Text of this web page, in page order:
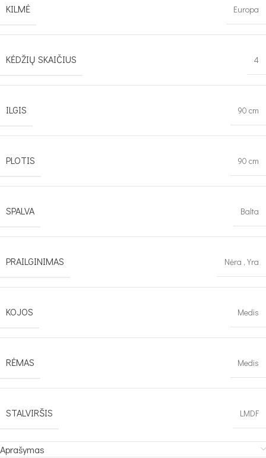
KILMĖ
Europa
KĖDŽIŲ SKAIČIUS 4
ILGIS 90 cm
PLOTIS 90 cm
SPALVA Balta
PRAILGINIMAS Nėra , Yra
KOJOS Medis
RĖMAS Medis
STALVIRŠIS LMDF
Aprašymas